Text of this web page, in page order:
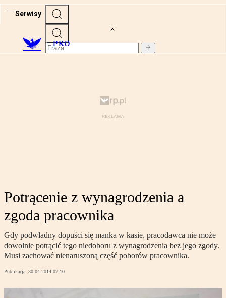
Serwisy
PRO
Potrącenie z wynagrodzenia a
zgoda pracownika
Gdy podwładny dopuści się manka w kasie, pracodawca nie może
dowolnie potrącić tego niedoboru z wynagrodzenia bez jego zgody.
Musi zachować nienaruszoną część poborów pracownika.
Publikacja: 30.04.2014 07:10